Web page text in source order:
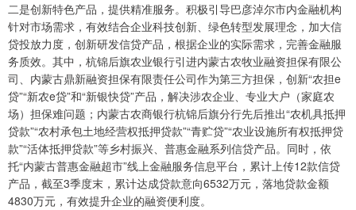
二是创新特色产品，提供精准服务。积极引导巴彦淖尔市内金融机构
针对市场需求，有效结合企业科技创新、绿色转型发展理念，加大信
贷投放力度，创新研发信贷产品，根据企业的实际需求，完善金融服
务质效。其中，杭锦后旗农业银行引进内蒙古农牧业融资担保有限公
司、内蒙古鼎新融资担保有限责任公司作为第三方担保，创新“农担e
贷”“新农e贷”和“新银快贷”产品，解决涉农企业、专业大户（家庭农
场）担保难问题；内蒙古农商银行杭锦后旗分行先后推出“农机具抵押
贷款”“农村承包土地经营权抵押贷款”“青贮贷”“农业设施所有权抵押贷
款”“活体抵押贷款”等乡村振兴、普惠金融系列信贷产品。同时，依
托“内蒙古普惠金融超市”线上金融服务信息平台，累计上传12款信贷
产品，截至3季度末，累计达成贷款意向6532万元，落地贷款金额
4830万元，有效提升企业的融资便利度。